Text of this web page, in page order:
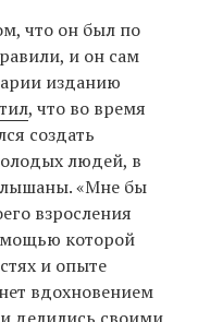
что он был по
и он сам
изданию
, что во время
создать
людей, в
«Мне бы
взросления
которой
и опыте
вдохновением